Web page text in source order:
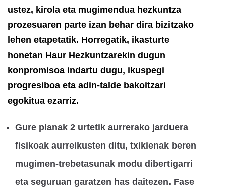
ustez, kirola eta mugimendua hezkuntza
prozesuaren parte izan behar dira bizitzako
lehen etapetatik. Horregatik, ikasturte
honetan Haur Hezkuntzarekin dugun
konpromisoa indartu dugu, ikuspegi
progresiboa eta adin-talde bakoitzari
egokitua ezarriz.
Gure planak 2 urtetik aurrerako jarduera
fisikoak aurreikusten ditu, txikienak beren
mugimen-trebetasunak modu dibertigarri
eta seguruan garatzen has daitezen. Fase